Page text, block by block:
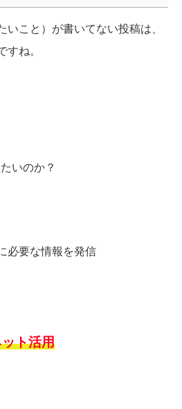
いこと）が書いてない投稿は、
すね。
いのか？
必要な情報を発信
ト活用